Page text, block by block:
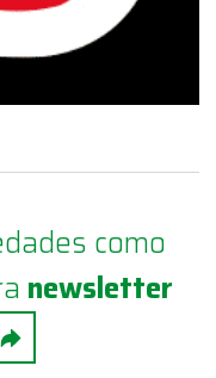
como
newsletter